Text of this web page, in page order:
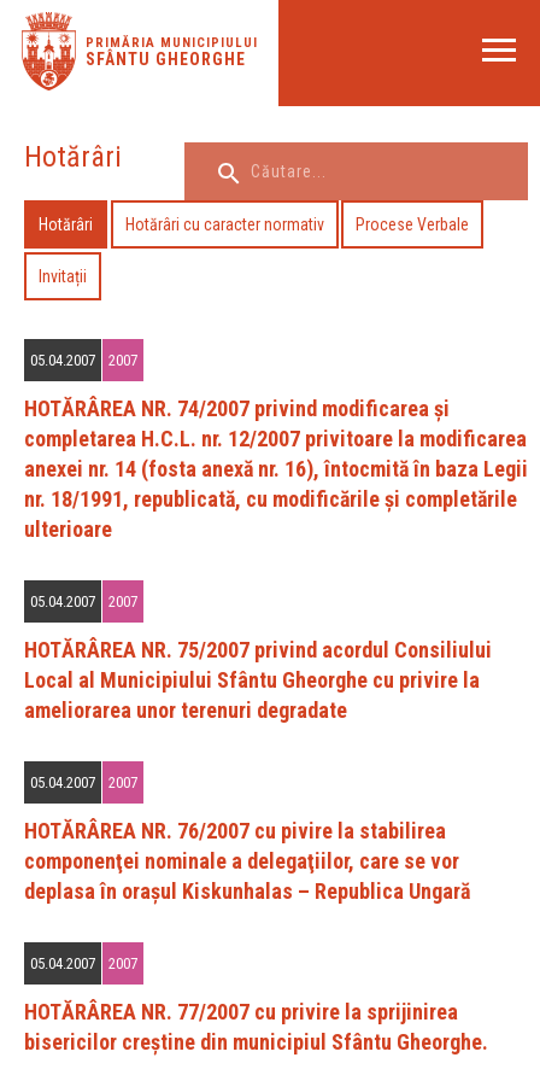
PRIMĂRIA MUNICIPIULUI
SFÂNTU GHEORGHE
Hotărâri
Hotărâri Hotărâri cu caracter normativ Procese Verbale
Invitații
05.04.2007 2007
HOTĂRÂREA NR. 74/2007 privind modificarea şi
completarea H.C.L. nr. 12/2007 privitoare la modificarea
anexei nr. 14 (fosta anexă nr. 16), întocmită în baza Legii
nr. 18/1991, republicată, cu modificările şi completările
ulterioare
05.04.2007 2007
HOTĂRÂREA NR. 75/2007 privind acordul Consiliului
Local al Municipiului Sfântu Gheorghe cu privire la
ameliorarea unor terenuri degradate
05.04.2007 2007
HOTĂRÂREA NR. 76/2007 cu pivire la stabilirea
componenţei nominale a delegaţiilor, care se vor
deplasa în oraşul Kiskunhalas – Republica Ungară
05.04.2007 2007
HOTĂRÂREA NR. 77/2007 cu privire la sprijinirea
bisericilor creştine din municipiul Sfântu Gheorghe.